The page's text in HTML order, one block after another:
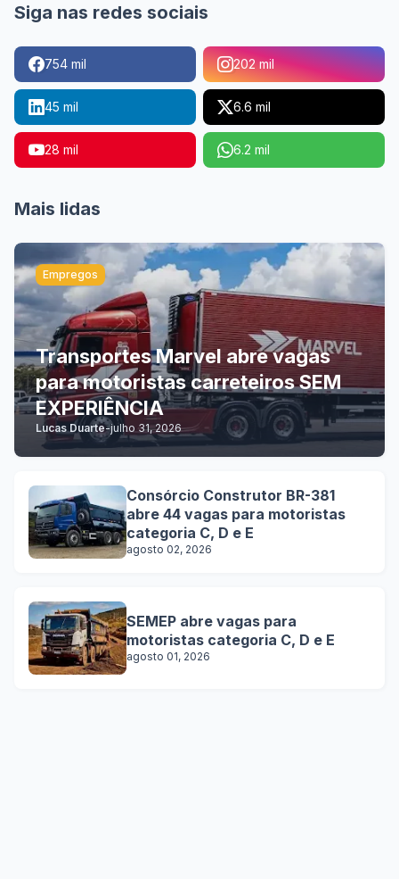
Siga nas redes sociais
754 mil 202 mil
45 mil 6.6 mil
28 mil 6.2 mil
Mais lidas
Empregos
Transportes Marvel abre vagas
para motoristas carreteiros SEM
EXPERIÊNCIA
Lucas Duarte-julho 31, 2026
Consórcio Construtor BR-381
abre 44 vagas para motoristas
categoria C, D e E
agosto 02, 2026
SEMEP abre vagas para
motoristas categoria C, D e E
agosto 01, 2026